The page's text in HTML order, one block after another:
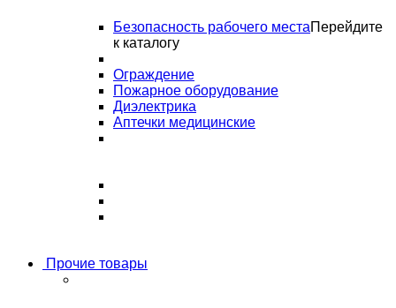
Безопасность рабочего местаПерейдите
к каталогу
Ограждение
Пожарное оборудование
Диэлектрика
Аптечки медицинские
Прочие товары